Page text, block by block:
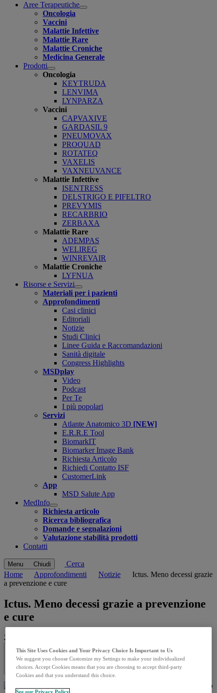
Aree Terapeutiche
Open
Oncologia
Vaccini
Malattie Infettive
Malattie Rare
Malattie Croniche
Medicina Generale
Prodotti
Open
submenu
Oncologia
KEYTRUDA
LENVIMA
LYNPARZA
Vaccini
CAPVAXIVE
GARDASIL 9
PNEUMOVAX
PROQUAD
ROTATEQ
VAXELIS
VAXNEUVANCE
Malattie Infettive
ISENTRESS
DELSTRIGO E PIFELTRO
PREVYMIS
RECARBRIO
ZERBAXA
Malattie Rare
ADEMPAS
WELIREG
WINREVAIR
Malattie Croniche
LYFNUA
Risorse e Servizi
Open
submenu
Materiali per i pazienti
Approfondimenti
Casi clinici
Editoriali
Notizie
Studi Clinici
Linee Guida e Raccomandazioni
Sanità digitale
Congress Highlights
MSDplay
Video
Podcast
Per Te
I più popolari
Servizi
Atlante Anatomico 3D [NEW]
E.R.R.E Tool
BiomarkIT
Biomarker Image Bank
Richiesta Articolo
Richiedi Contatto ISF
CustomerLink
App
MSD Salute App
MedInfo
Open
submenu
Richiesta articolo
Ricerca bibliografica
Domande e segnalazioni
Valutazione stabilità prodotti
Contatti
Menu Chiudi
Cerca
Home
Approfondimenti Notizie
Ictus. Meno decessi grazie
a prevenzione e cure
Ictus. Meno decessi grazie a prevenzione
e cure
29.10.2025
Share this
This Site Uses Cookies and Your Privacy Choice Is Important to Us
We suggest you choose Customize my Settings to make your individualized
choices. Accept Cookies means that you are choosing to accept third-party
Cookies and that you understand this choice.
See our Privacy Policy